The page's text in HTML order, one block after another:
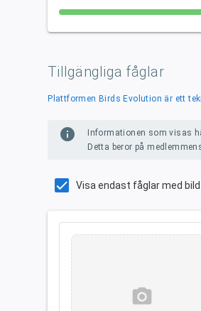
Tillgängliga fåglar
Plattformen Birds Evolution är ett
info
Informationen som visas
Detta beror på
Visa endast fåglar med bild
camera_alt